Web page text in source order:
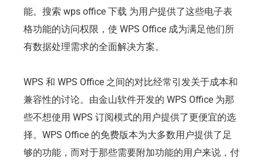
能。搜索 wps office 下载 为用户提供了这些电子表
格功能的访问权限，使 WPS Office 成为满足他们所
有数据处理需求的全面解决方案。
WPS 和 WPS Office 之间的对比经常引发关于成本和
兼容性的讨论。由金山软件开发的 WPS Office 为那
些不想使用 WPS 订阅模式的用户提供了更便宜的选
择。WPS Office 的免费版本为大多数用户提供了足
够的功能，而对于那些需要附加功能的用户来说，付